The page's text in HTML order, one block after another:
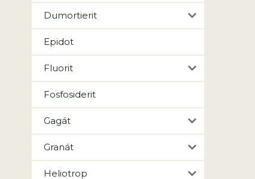
Dumortierit
Epidot
Fluorit
Fosfosiderit
Gagát
Granát
Heliotrop